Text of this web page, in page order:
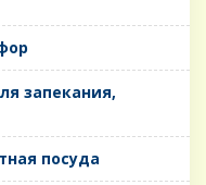
запекания,
посуда